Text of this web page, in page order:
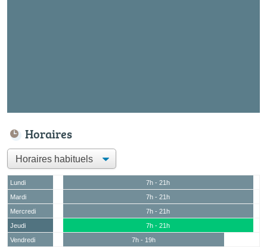
Horaires
Lundi
7h - 21h
Mardi
7h - 21h
Mercredi
7h - 21h
Jeudi
7h - 21h
Vendredi
7h - 19h